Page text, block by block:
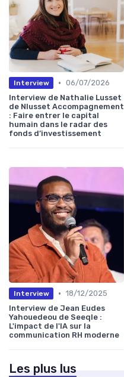
Interview • 06/07/2026
Interview de Nathalie Lusset
de Nlusset Accompagnement
: Faire entrer le capital
humain dans le radar des
fonds d’investissement
Interview • 18/12/2025
Interview de Jean Eudes
Yahouedeou de Seeqle :
L'impact de l'IA sur la
communication RH moderne
Les plus lus